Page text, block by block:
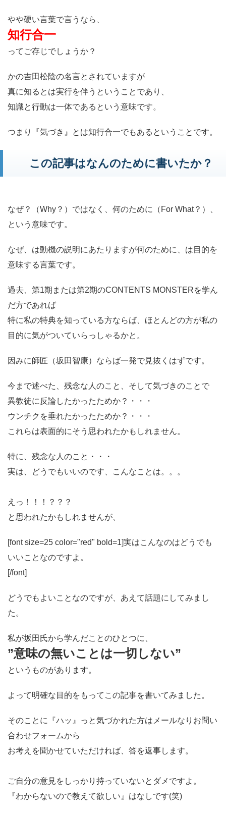
やや硬い言葉で言うなら、
知行合一
ってご存じでしょうか？
かの吉田松陰の名言とされていますが
真に知るとは実行を伴うということであり、
知識と行動は一体であるという意味です。
つまり『気づき』とは知行合一でもあるということです。
この記事はなんのために書いたか？
なぜ？（Why？）ではなく、何のために（For What？）
という意味です。
なぜ、は動機の説明にあたりますが何のために、は目的を
意味する言葉です。
過去、第1期または第2期のCONTENTS MONSTERを学ん
だ方であれば
特に私の特典を知っている方ならば、ほとんどの方が私の
目的に気がついていらっしゃるかと。
因みに師匠（坂田智康）ならば一発で見抜くはずです。
今まで述べた、残念な人のこと、そして気づきのことで
異教徒に反論したかったためか？・・・
ウンチクを垂れたかったためか？・・・
これらは表面的にそう思われたかもしれません。
特に、残念な人のこと・・・
実は、どうでもいいのです、こんなことは。。。
えっ！！！？？？
と思われたかもしれませんが、
[font size=25 color="red" bold=1]実はこんなのはどうでも
いいことなのですよ。
[/font]
どうでもよいことなのですが、あえて話題にしてみまし
た。
私が坂田氏から学んだことのひとつに、
”意味の無いことは一切しない”
というものがあります。
よって明確な目的をもってこの記事を書いてみました。
そのことに『ハッ』っと気づかれた方はメールなりお問い
合わせフォームから
お考えを聞かせていただければ、答を返事します。
ご自分の意見をしっかり持っていないとダメですよ。
『わからないので教えて欲しい』はなしです(笑)